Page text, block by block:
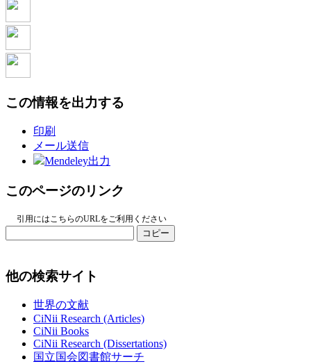
この情報を出力する
印刷
メール送信
Mendeley出力
このページのリンク
引用にはこちらのURLをご利用ください
コピー
他の検索サイト
世界の文献
CiNii Research (Articles)
CiNii Books
CiNii Research (Dissertations)
国立国会図書館サーチ